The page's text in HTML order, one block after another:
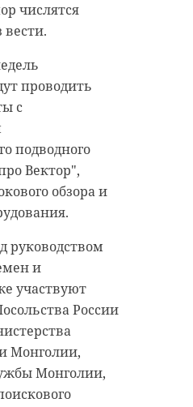
числятся
проводить
с
подводного
Вектор",
обзора и
руководством
и
участвуют
России
Монголии,
Монголии,